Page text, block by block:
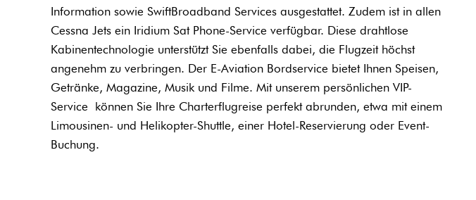
Information sowie SwiftBroadband Services ausgestattet. Zudem ist in allen
Cessna Jets ein Iridium Sat Phone-Service verfügbar. Diese drahtlose
Kabinentechnologie unterstützt Sie ebenfalls dabei, die Flugzeit höchst
angenehm zu verbringen. Der E-Aviation Bordservice bietet Ihnen Speisen,
Getränke, Magazine, Musik und Filme. Mit unserem persönlichen VIP-
Service können Sie Ihre Charterflugreise perfekt abrunden, etwa mit einem
Limousinen- und Helikopter-Shuttle, einer Hotel-Reservierung oder Event-
Buchung.